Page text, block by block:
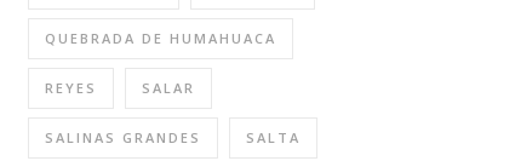
QUEBRADA DE HUMAHUACA
REYES SALAR
SALINAS GRANDES SALTA